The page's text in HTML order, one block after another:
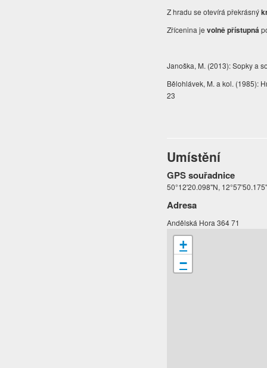
Z hradu se otevírá překrásný
Zřícenina jevolně přístupná
Janoška, M. (2013): Sopky a
Bělohlávek, M. a kol. (1985):
23
Umístění
GPS souřadnice
50°12'20.098"N,
Adresa
Andělská Hora 364 71
+
−